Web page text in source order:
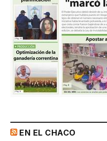
EN EL CHACO